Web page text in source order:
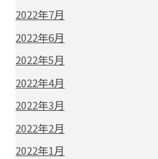
2022年7月
2022年6月
2022年5月
2022年4月
2022年3月
2022年2月
2022年1月